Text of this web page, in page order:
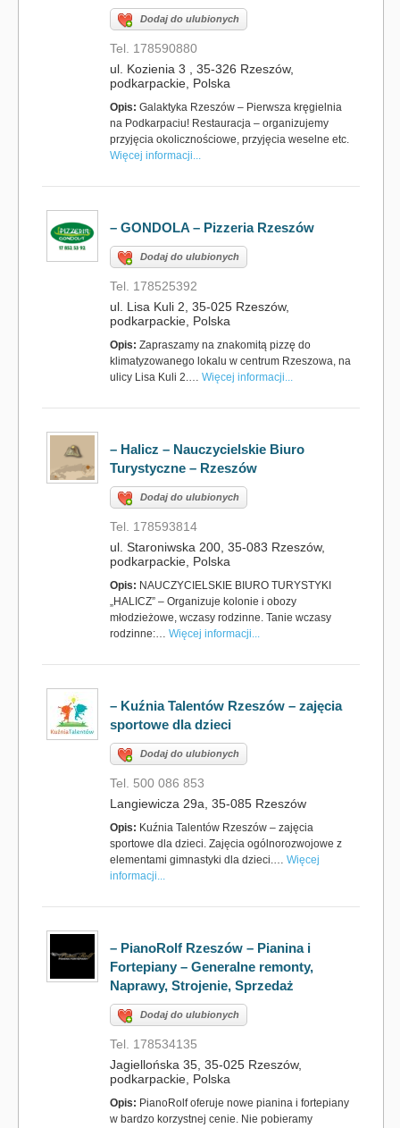
Dodaj do ulubionych
Tel. 178590880
ul. Kozienia 3 , 35-326 Rzeszów,
podkarpackie, Polska
Opis: Galaktyka Rzeszów – Pierwsza kręgielnia
na Podkarpaciu! Restauracja – organizujemy
przyjęcia okolicznościowe, przyjęcia weselne etc.
Więcej informacji...
– GONDOLA – Pizzeria Rzeszów
Dodaj do ulubionych
Tel. 178525392
ul. Lisa Kuli 2, 35-025 Rzeszów,
podkarpackie, Polska
Opis: Zapraszamy na znakomitą pizzę do
klimatyzowanego lokalu w centrum Rzeszowa, na
ulicy Lisa Kuli 2.… Więcej informacji...
– Halicz – Nauczycielskie Biuro
Turystyczne – Rzeszów
Dodaj do ulubionych
Tel. 178593814
ul. Staroniwska 200, 35-083 Rzeszów,
podkarpackie, Polska
Opis: NAUCZYCIELSKIE BIURO TURYSTYKI
„HALICZ” – Organizuje kolonie i obozy
młodzieżowe, wczasy rodzinne. Tanie wczasy
rodzinne:… Więcej informacji...
– Kuźnia Talentów Rzeszów – zajęcia
sportowe dla dzieci
Dodaj do ulubionych
Tel. 500 086 853
Langiewicza 29a, 35-085 Rzeszów
Opis: Kuźnia Talentów Rzeszów – zajęcia
sportowe dla dzieci. Zajęcia ogólnorozwojowe z
elementami gimnastyki dla dzieci.… Więcej
informacji...
– PianoRolf Rzeszów – Pianina i
Fortepiany – Generalne remonty,
Naprawy, Strojenie, Sprzedaż
Dodaj do ulubionych
Tel. 178534135
Jagiellońska 35, 35-025 Rzeszów,
podkarpackie, Polska
Opis: PianoRolf oferuje nowe pianina i fortepiany
w bardzo korzystnej cenie. Nie pobieramy